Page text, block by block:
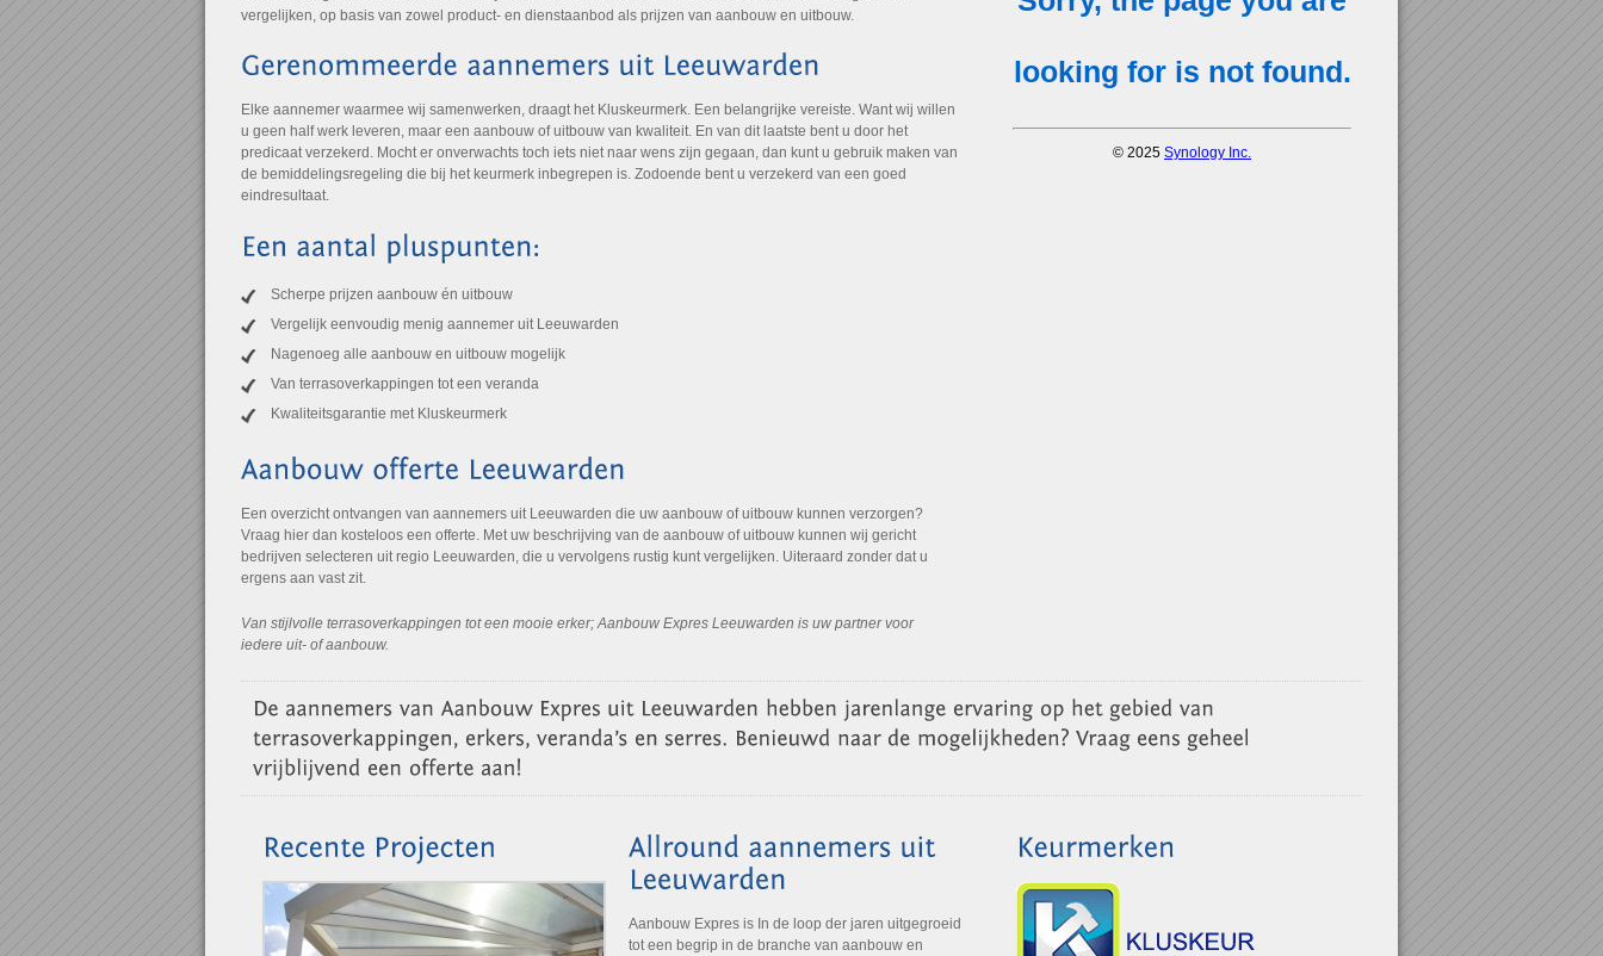
vergelijken, op basis van zowel product- en dienstaanbod als prijzen van aanbouw en uitbouw.
Elke aannemer waarmee wij samenwerken, draagt het Kluskeurmerk. Een belangrijke vereiste. Want wij willen
u geen half werk leveren, maar een aanbouw of uitbouw van kwaliteit. En van dit laatste bent u door het
predicaat verzekerd. Mocht er onverwachts toch iets niet naar wens zijn gegaan, dan kunt u gebruik maken van
de bemiddelingsregeling die bij het keurmerk inbegrepen is. Zodoende bent u verzekerd van een goed
eindresultaat.
Scherpe prijzen aanbouw én uitbouw
Vergelijk eenvoudig menig aannemer uit Leeuwarden
Nagenoeg alle aanbouw en uitbouw mogelijk
Van terrasoverkappingen tot een veranda
Kwaliteitsgarantie met Kluskeurmerk
Een overzicht ontvangen van aannemers uit Leeuwarden die uw aanbouw of uitbouw kunnen verzorgen?
Vraag hier dan kosteloos een offerte. Met uw beschrijving van de aanbouw of uitbouw kunnen wij gericht
bedrijven selecteren uit regio Leeuwarden, die u vervolgens rustig kunt vergelijken. Uiteraard zonder dat u
ergens aan vast zit.
Van stijlvolle terrasoverkappingen tot een mooie erker; Aanbouw Expres Leeuwarden is uw partner voor
iedere uit- of aanbouw.
Aanbouw Expres is In de loop der jaren uitgegroeid
tot een begrip in de branche van aanbouw en